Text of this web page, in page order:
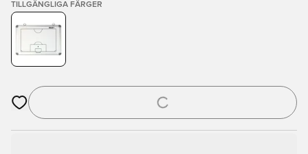
TILLGÄNGLIGA FÄRGER
Öppnar en Modal för att logga in eller registrera dig som